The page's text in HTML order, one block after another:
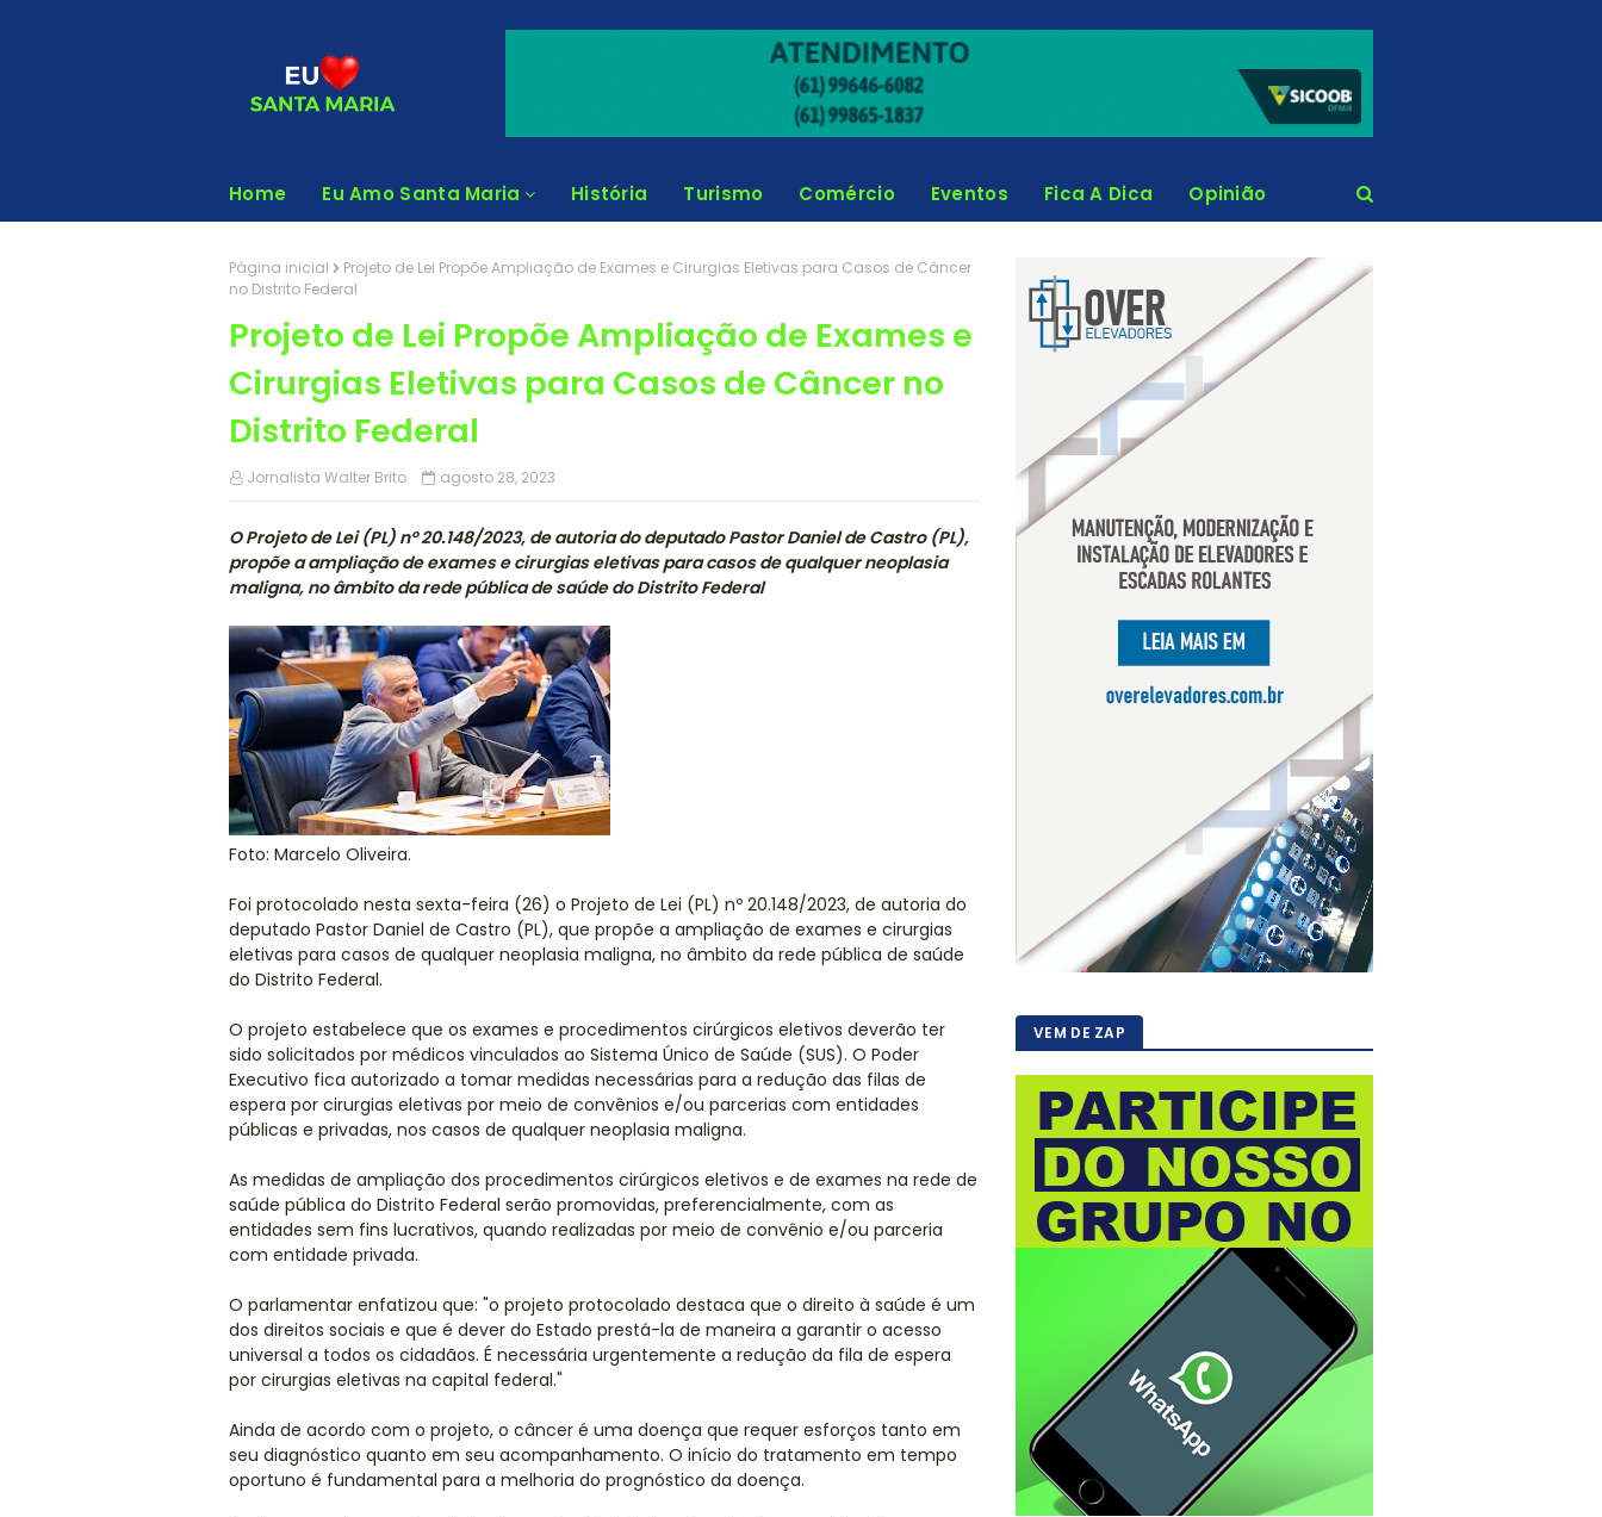
Home Eu Amo Santa Maria História Turismo Comércio Eventos Fica A Dica Opinião
Página inicial
Projeto de Lei Propõe Ampliação de Exames e Cirurgias Eletivas para Casos de Câncer
no Distrito Federal
Projeto de Lei Propõe Ampliação de Exames e
Cirurgias Eletivas para Casos de Câncer no
Distrito Federal
Jornalista Walter Brito agosto 28, 2023
O Projeto de Lei (PL) nº 20.148/2023, de autoria do deputado Pastor Daniel de Castro (PL),
propõe a ampliação de exames e cirurgias eletivas para casos de qualquer neoplasia
maligna, no âmbito da rede pública de saúde do Distrito Federal
Foto: Marcelo Oliveira.
Foi protocolado nesta sexta-feira (26) o Projeto de Lei (PL) nº 20.148/2023, de autoria do
deputado Pastor Daniel de Castro (PL), que propõe a ampliação de exames e cirurgias
eletivas para casos de qualquer neoplasia maligna, no âmbito da rede pública de saúde
do Distrito Federal.
O projeto estabelece que os exames e procedimentos cirúrgicos eletivos deverão ter
sido solicitados por médicos vinculados ao Sistema Único de Saúde (SUS). O Poder
Executivo fica autorizado a tomar medidas necessárias para a redução das filas de
espera por cirurgias eletivas por meio de convênios e/ou parcerias com entidades
públicas e privadas, nos casos de qualquer neoplasia maligna.
As medidas de ampliação dos procedimentos cirúrgicos eletivos e de exames na rede de
saúde pública do Distrito Federal serão promovidas, preferencialmente, com as
entidades sem fins lucrativos, quando realizadas por meio de convênio e/ou parceria
com entidade privada.
O parlamentar enfatizou que: "o projeto protocolado destaca que o direito à saúde é um
dos direitos sociais e que é dever do Estado prestá-la de maneira a garantir o acesso
universal a todos os cidadãos. É necessária urgentemente a redução da fila de espera
por cirurgias eletivas na capital federal."
Ainda de acordo com o projeto, o câncer é uma doença que requer esforços tanto em
seu diagnóstico quanto em seu acompanhamento. O início do tratamento em tempo
oportuno é fundamental para a melhoria do prognóstico da doença.
VEM DE ZAP